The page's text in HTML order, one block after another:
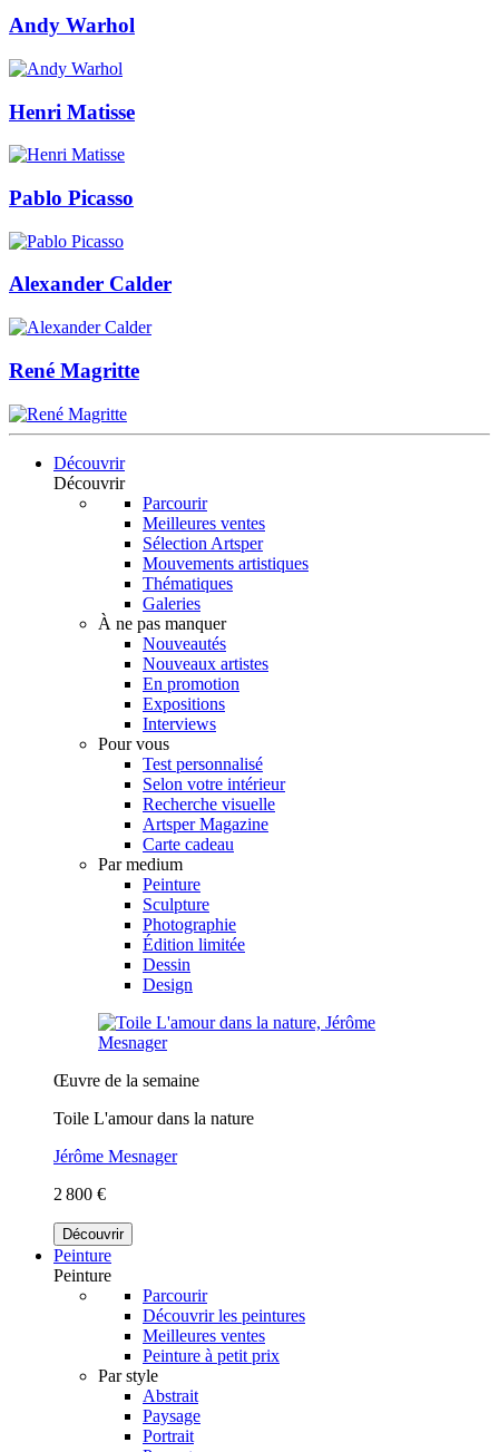
Andy Warhol
Henri Matisse
Pablo Picasso
Alexander Calder
René Magritte
Découvrir
Découvrir
Parcourir
Meilleures ventes
Sélection Artsper
Mouvements artistiques
Thématiques
Galeries
À ne pas manquer
Nouveautés
Nouveaux artistes
En promotion
Expositions
Interviews
Pour vous
Test personnalisé
Selon votre intérieur
Recherche visuelle
Artsper Magazine
Carte cadeau
Par medium
Peinture
Sculpture
Photographie
Édition limitée
Dessin
Design
Œuvre de la semaine
Toile L'amour dans la nature
Jérôme Mesnager
2 800 €
Découvrir
Peinture
Peinture
Parcourir
Découvrir les peintures
Meilleures ventes
Peinture à petit prix
Par style
Abstrait
Paysage
Portrait